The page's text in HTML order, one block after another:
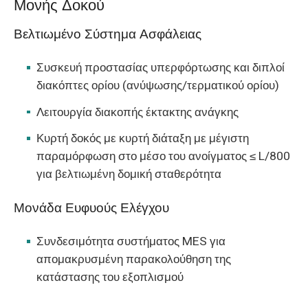
Μονής Δοκού
Βελτιωμένο Σύστημα Ασφάλειας
Συσκευή προστασίας υπερφόρτωσης και διπλοί
διακόπτες ορίου (ανύψωσης/τερματικού ορίου)
Λειτουργία διακοπής έκτακτης ανάγκης
Κυρτή δοκός με κυρτή διάταξη με μέγιστη
παραμόρφωση στο μέσο του ανοίγματος ≤ L/800
για βελτιωμένη δομική σταθερότητα
Μονάδα Ευφυούς Ελέγχου
Συνδεσιμότητα συστήματος MES για
απομακρυσμένη παρακολούθηση της
κατάστασης του εξοπλισμού